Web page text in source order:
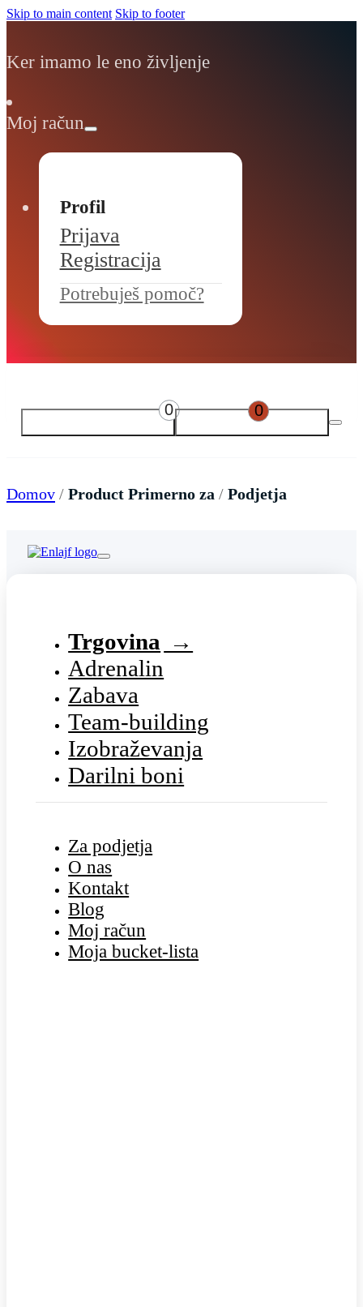
Skip to main content Skip to footer
Ker imamo le eno življenje
Moj račun
Profil
Prijava
Registracija
Potrebuješ pomoč?
0 0
Domov / Product Primerno za / Podjetja
Trgovina
Adrenalin
Zabava
Team-building
Izobraževanja
Darilni boni
Za podjetja
O nas
Kontakt
Blog
Moj račun
Moja bucket-lista